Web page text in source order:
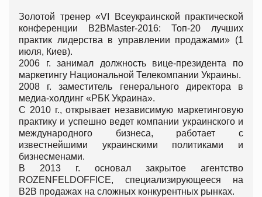
Золотой тренер «VI Всеукраинской практической
конференции B2BMaster-2016: Топ-20 лучших
практик лидерства в управлении продажами» (1
июля, Киев).
2006 г. занимал должность вице-президента по
маркетингу Национальной Телекомпании Украины.
2008 г. заместитель генерального директора в
медиа-холдинг «РБК Украина».
С 2010 г., открывает независимую маркетинговую
практику и успешно ведет компании украинского и
международного бизнеса, работает с
известнейшими украинскими политиками и
бизнесменами.
В 2013 г. основал закрытое агентство
ROZENFELDOFFICE, специализирующееся на
В2В продажах на сложных конкурентных рынках.